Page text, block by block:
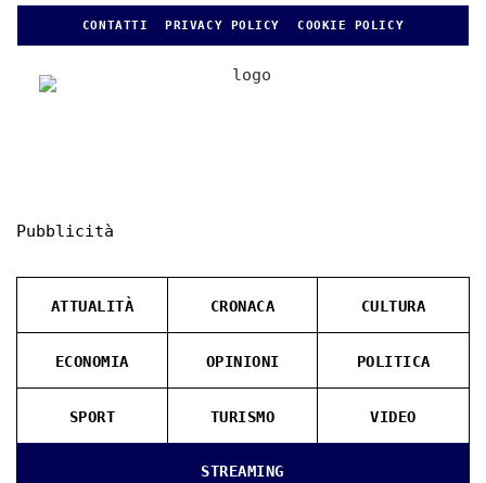
CONTATTI PRIVACY POLICY COOKIE POLICY
Pubblicità
STREAMING
ATTUALITÀ CRONACA CULTURA
ECONOMIA OPINIONI POLITICA
SPORT TURISMO VIDEO